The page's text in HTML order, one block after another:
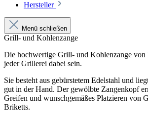
Hersteller
Menü schließen
Grill- und Kohlenzange
Die hochwertige Grill- und Kohlenzange von
jeder Grillerei dabei sein.
Sie besteht aus gebürstetem Edelstahl und
gut in der Hand. Der gewölbte Zangenkopf
Greifen und wunschgemäßes Platzieren von
Briketts.